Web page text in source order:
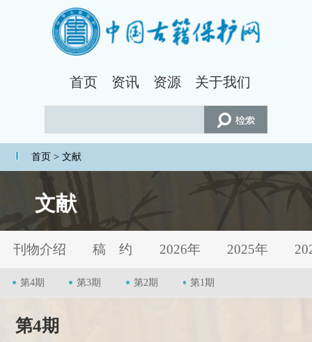
首页 资讯 资源 关于我们
首页 > 文献
文献
刊物介绍 稿 约 2026年 2025年
第4期 第3期 第2期 第1期
第4期